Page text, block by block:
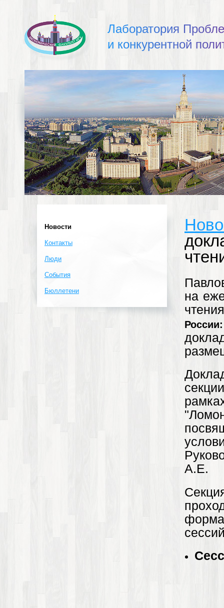
Лаборатория Пробле
и конкурентной поли
Новости
Контакты
Люди
События
Бюллетени
на
А.Е.